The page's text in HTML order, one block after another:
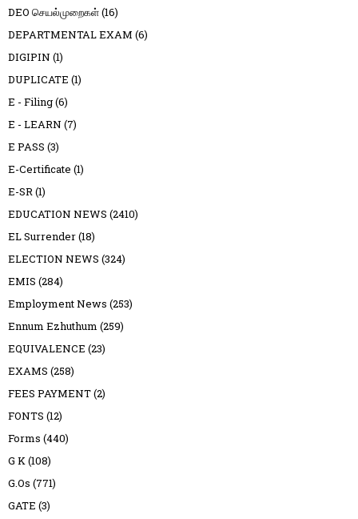
DEO செயல்முறைகள்(16)
DEPARTMENTAL EXAM (6)
DIGIPIN (1)
DUPLICATE (1)
E - Filing(6)
E - LEARN (7)
E PASS (3)
E-Certificate (1)
E-SR(1)
EDUCATION NEWS (2410)
EL Surrender(18)
ELECTION NEWS (324)
EMIS (284)
Employment News (253)
Ennum Ezhuthum (259)
EQUIVALENCE (23)
EXAMS (258)
FEES PAYMENT(2)
FONTS (12)
Forms (440)
G K(108)
G.Os (771)
GATE (3)